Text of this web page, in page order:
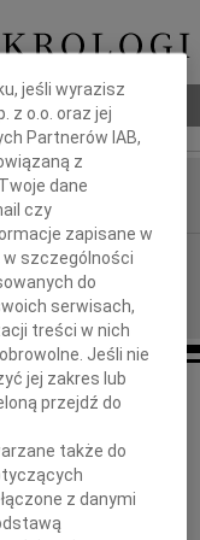
smutkiem żegnam
jeśli wyrazisz
z o.o. oraz jej
Partnerów IAB,
z
dane
czy
zapisane w
w szczególności
do
serwisach,
treści w nich
Jeśli nie
jej zakres lub
przejdź do
także do
z danymi